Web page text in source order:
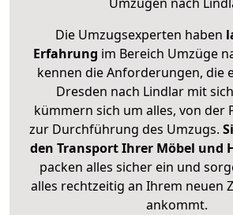
Die Umzugsexperten haben
Erfahrung im Bereich Umzüge
kennen die Anforderungen, die
Dresden nach Lindlar mit
kümmern sich um alles, von der
zur Durchführung des Umzugs.
den Transport Ihrer Möbel und
packen alles sicher ein und
alles rechtzeitig an Ihrem neuen
ankommt.